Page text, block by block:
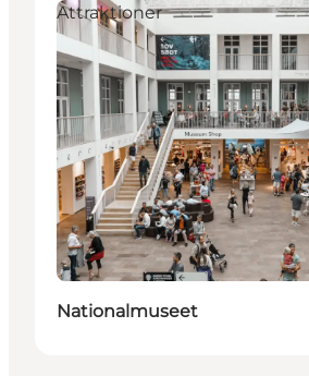
Attraktioner
Nationalmuseet